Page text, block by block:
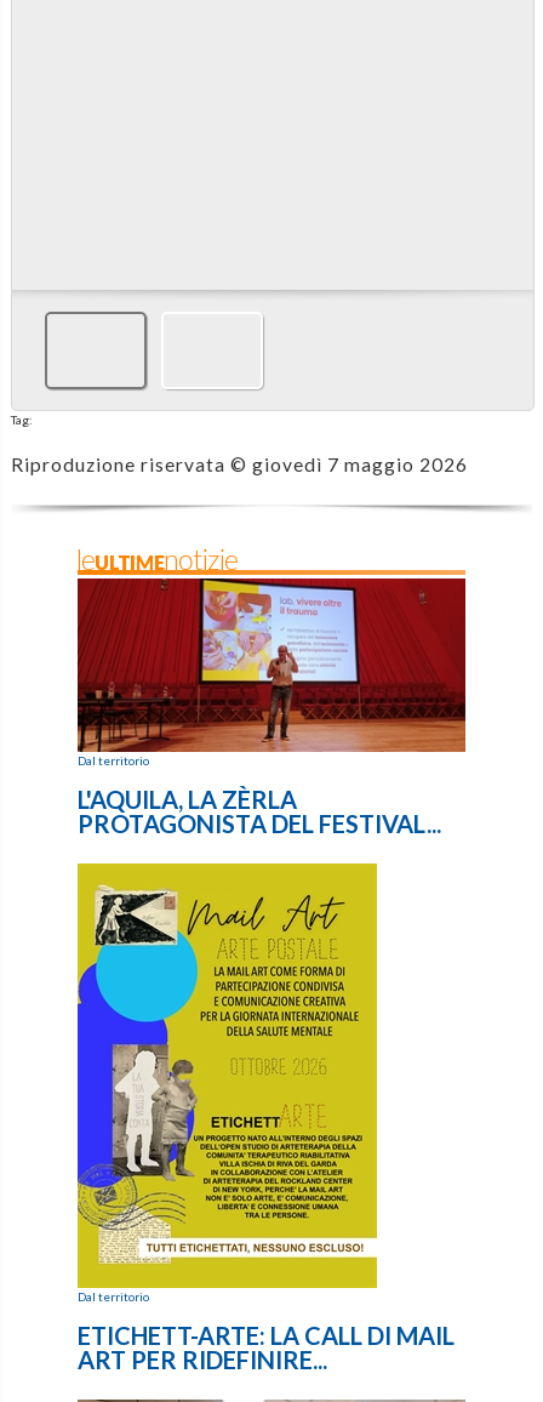
Tag:
Riproduzione riservata © giovedì 7 maggio 2026
leULTIMEnotizie
Dal territorio
L'AQUILA, LA ZÈRLA
PROTAGONISTA DEL FESTIVAL...
Dal territorio
ETICHETT-ARTE: LA CALL DI MAIL
ART PER RIDEFINIRE...